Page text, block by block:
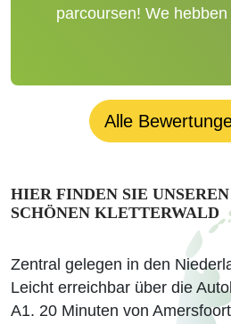
parcoursen! We
Alle
HIER FINDEN SIE UNSEREN
SCHÖNEN KLETTERWALD
Zentral gelegen in den
Leicht erreichbar über die
A1. 20 Minuten von